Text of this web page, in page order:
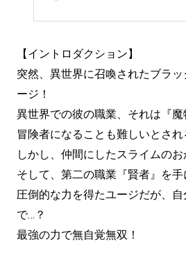
【イントロダクション】
突然、異世界に召喚されたブラ
ージ！
異世界での彼の職業、それは『魔
冒険者になることも難しいとされ
しかし、仲間にしたスライムのお
そして、第二の職業『賢者』を手
圧倒的な力を得たユージだが、
で…？
最強の力で無自覚無双！